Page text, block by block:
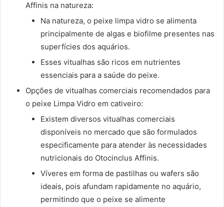
Affinis na natureza:
Na natureza, o peixe limpa vidro se alimenta
principalmente de algas e biofilme presentes nas
superfícies dos aquários.
Esses vitualhas são ricos em nutrientes
essenciais para a saúde do peixe.
Opções de vitualhas comerciais recomendados para
o peixe Limpa Vidro em cativeiro:
Existem diversos vitualhas comerciais
disponíveis no mercado que são formulados
especificamente para atender às necessidades
nutricionais do Otocinclus Affinis.
Víveres em forma de pastilhas ou wafers são
ideais, pois afundam rapidamente no aquário,
permitindo que o peixe se alimente